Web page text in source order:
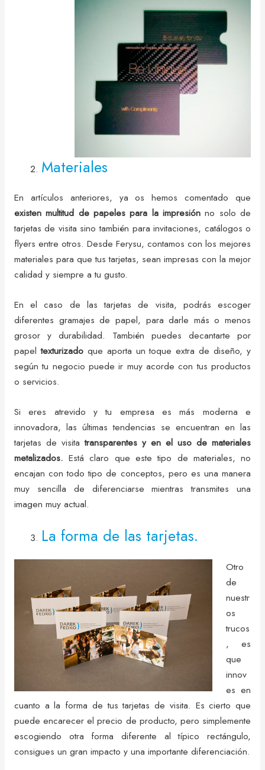
Materiales
En artículos anteriores, ya os hemos comentado que
existen multitud de papeles para la impresión no solo de
tarjetas de visita sino también para invitaciones, catálogos o
flyers entre otros. Desde Ferysu, contamos con los mejores
materiales para que tus tarjetas, sean impresas con la mejor
calidad y siempre a tu gusto.
En el caso de las tarjetas de visita, podrás escoger
diferentes gramajes de papel, para darle más o menos
grosor y durabilidad. También puedes decantarte por
papeltexturizadoque aporta un toque extra de diseño, y
según tu negocio puede ir muy acorde con tus productos
o servicios.
Si eres atrevido y tu empresa es más moderna e
innovadora, las últimas tendencias se encuentran en las
tarjetas de visitatransparentes y en el uso de materiales
metalizados. Está claro que este tipo de materiales, no
encajan con todo tipo de conceptos, pero es una manera
muy sencilla de diferenciarse mientras transmites una
imagen muy actual.
La forma de las tarjetas.
Otro
de
nuestr
os
trucos
, es
que
innov
es en
cuanto a la forma de tus tarjetas de visita. Es cierto que
puede encarecer el precio de producto, pero simplemente
escogiendo otra forma diferente al típico rectángulo,
consigues un gran impacto y una importante diferenciación.